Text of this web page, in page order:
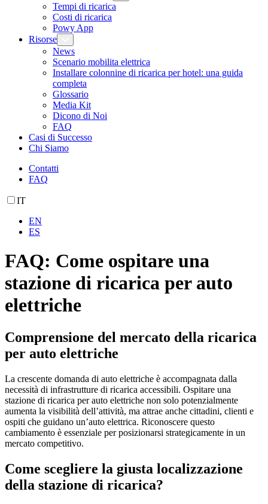
Tempi di ricarica
Costi di ricarica
Powy App
Risorse
News
Scenario mobilita elettrica
Installare colonnine di ricarica per hotel: una guida
completa
Glossario
Media Kit
Dicono di Noi
FAQ
Casi di Successo
Chi Siamo
Contatti
FAQ
IT
EN
ES
FAQ: Come ospitare una
stazione di ricarica per auto
elettriche
Comprensione del mercato della ricarica
per auto elettriche
La crescente domanda di auto elettriche è accompagnata dalla
necessità di infrastrutture di ricarica accessibili. Ospitare una
stazione di ricarica per auto elettriche non solo potenzialmente
aumenta la visibilità dell’attività, ma attrae anche cittadini, clienti e
ospiti che guidano un’auto elettrica. Riconoscere questo
cambiamento è essenziale per posizionarsi strategicamente in un
mercato competitivo.
Come scegliere la giusta localizzazione
della stazione di ricarica?